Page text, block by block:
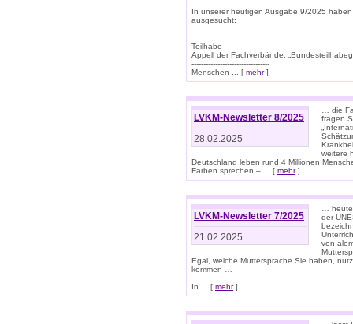
In unserer heutigen Ausgabe 9/2025
ausgesucht:
Teilhabe
Appell der Fachverbände:
---------------------------------
Menschen ... [ mehr]
LVKM-Newsletter 8/2025
28.02.2025
… die
fragen
weitere
Deutschland leben rund 4 Millionen
Farben sprechen – ... [ mehr]
LVKM-Newsletter 7/2025
21.02.2025
…
der
von
Egal, welche Muttersprache Sie haben,
kommen …
In ... [ mehr]